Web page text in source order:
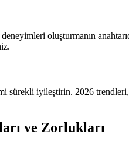
oluşturmanın
iyileştirin. 2026
ve Zorlukları